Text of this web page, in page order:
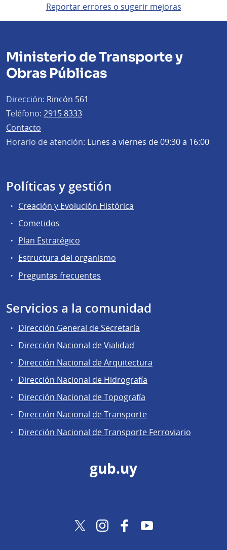
Reportar errores o sugerir mejoras
Ministerio de Transporte y
Obras Públicas
Dirección: Rincón 561
Teléfono: 2915 8333
Contacto
Horario de atención: Lunes a viernes de 09:30 a 16:00
Políticas y gestión
Creación y Evolución Histórica
Cometidos
Plan Estratégico
Estructura del organismo
Preguntas frecuentes
Servicios a la comunidad
Dirección General de Secretaría
Dirección Nacional de Vialidad
Dirección Nacional de Arquitectura
Dirección Nacional de Hidrografía
Dirección Nacional de Topografía
Dirección Nacional de Transporte
Dirección Nacional de Transporte Ferroviario
gub.uy
TwitterInstagramFacebookYouTube